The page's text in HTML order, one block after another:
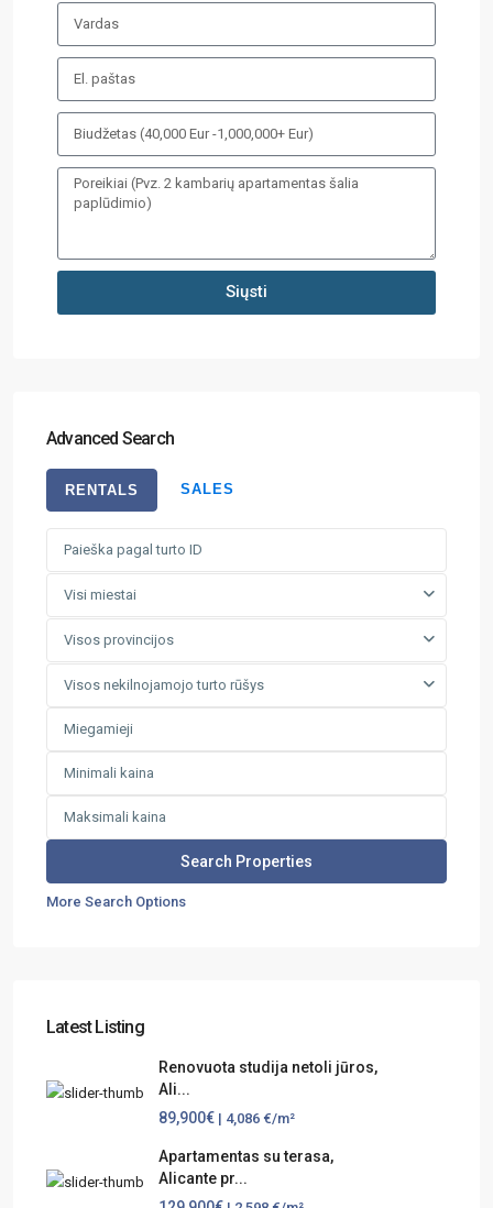
Siųsti
Advanced Search
RENTALS SALES
Visi miestai
Visos provincijos
Visos nekilnojamojo turto rūšys
More Search Options
Latest Listing
Renovuota studija netoli jūros,
Ali...
89,900€ | 4,086 €/m²
Apartamentas su terasa,
Alicante pr...